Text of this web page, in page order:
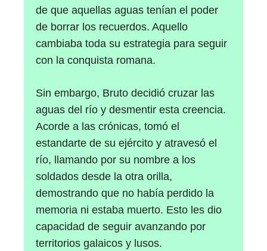
de que aquellas aguas tenían el poder
de borrar los recuerdos. Aquello
cambiaba toda su estrategia para seguir
con la conquista romana.
Sin embargo, Bruto decidió cruzar las
aguas del río y desmentir esta creencia.
Acorde a las crónicas, tomó el
estandarte de su ejército y atravesó el
río, llamando por su nombre a los
soldados desde la otra orilla,
demostrando que no había perdido la
memoria ni estaba muerto. Esto les dio
capacidad de seguir avanzando por
territorios galaicos y lusos.